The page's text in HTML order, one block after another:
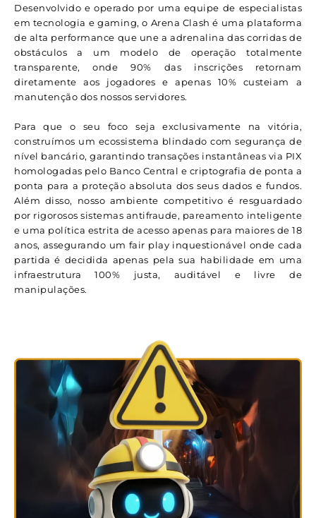
Desenvolvido e operado por uma equipe de especialistas
em tecnologia e gaming, o Arena Clash é uma plataforma
de alta performance que une a adrenalina das corridas de
obstáculos a um modelo de operação totalmente
transparente, onde 90% das inscrições retornam
diretamente aos jogadores e apenas 10% custeiam a
manutenção dos nossos servidores.
Para que o seu foco seja exclusivamente na vitória,
construímos um ecossistema blindado com segurança de
nível bancário, garantindo transações instantâneas via PIX
homologadas pelo Banco Central e criptografia de ponta a
ponta para a proteção absoluta dos seus dados e fundos.
Além disso, nosso ambiente competitivo é resguardado
por rigorosos sistemas antifraude, pareamento inteligente
e uma política estrita de acesso apenas para maiores de 18
anos, assegurando um fair play inquestionável onde cada
partida é decidida apenas pela sua habilidade em uma
infraestrutura 100% justa, auditável e livre de
manipulações.